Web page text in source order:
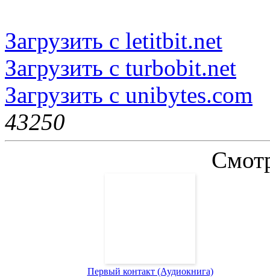
Загрузить с letitbit.net
Загрузить с turbobit.net
Загрузить с unibytes.com
43250
Первый контакт (Аудиокнига)